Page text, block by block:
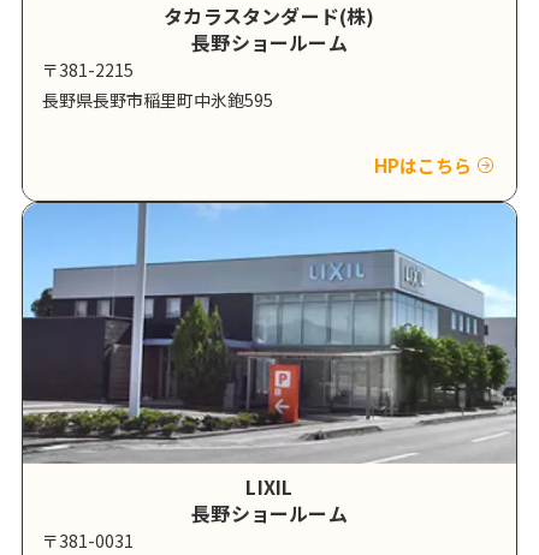
タカラスタンダード(株)
長野ショールーム
〒381-2215
長野県長野市稲里町中氷鉋595
HPはこちら
LIXIL
長野ショールーム
〒381-0031